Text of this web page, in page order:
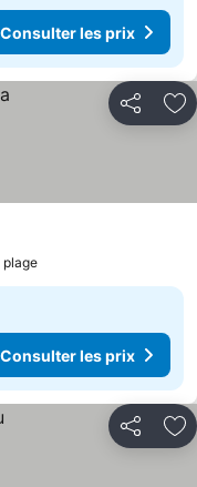
Consulter les prix
Partager
plage
Consulter les prix
Partager